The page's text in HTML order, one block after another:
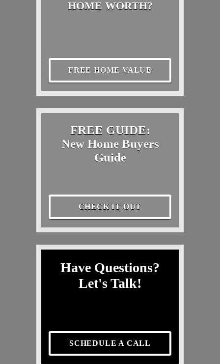
HOME WORTH?
FREE HOME VALUE
FREE GUIDE:
New Home Buyers
Guide
CHECK IT OUT
Have Questions?
Let's Talk!
SCHEDULE A CALL